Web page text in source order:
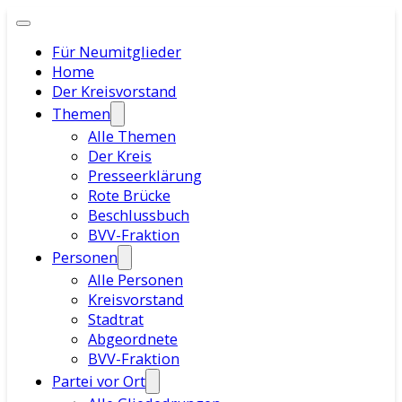
Für Neumitglieder
Home
Der Kreisvorstand
Themen
Alle Themen
Der Kreis
Presseerklärung
Rote Brücke
Beschlussbuch
BVV-Fraktion
Personen
Alle Personen
Kreisvorstand
Stadtrat
Abgeordnete
BVV-Fraktion
Partei vor Ort